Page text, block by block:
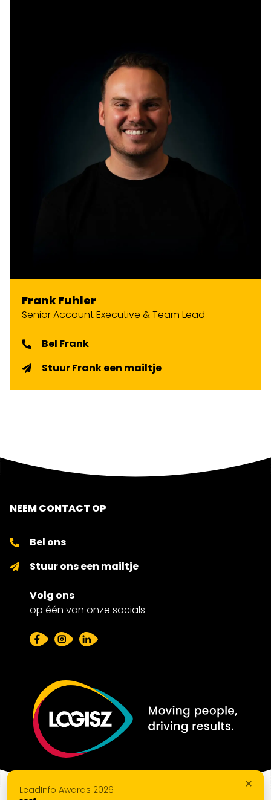
×
LeadInfo Awards 2026
Frank Fuhler
Senior Account Executive & Team Lead
Bel Frank
Stuur Frank een mailtje
NEEM CONTACT OP
Bel ons
Stuur ons een mailtje
Volg ons
op één van onze socials